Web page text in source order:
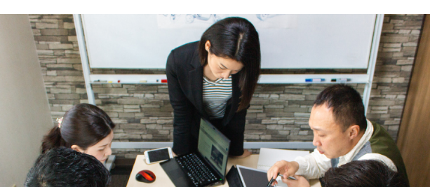
商品一覧へ